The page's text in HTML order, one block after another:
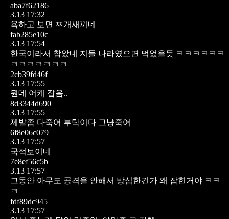
aba7f62186
3.13 17:32
욕하고 보면 ㅉ개새끼네
fab285e10c
3.13 17:54
한국이라서 참았네 지들 나라였으면 먹었을듯 ㅋㅋㅋㅋㅋㅋ
ㅋㅋㅋㅋㅋㅋㅋ
2cb39fd46f
3.13 17:55
뭔데 어케 잡음..
8d3344d690
3.13 17:55
제발좀 다죽어 부탁이다 그냥죽어
6f8e06c079
3.13 17:57
국적보이네
7e8ef56c5b
3.13 17:57
그동안 아무도 공격을 안해서 방심한건가 왜 잡힌거야 ㅋㅋ
ㅋ
fdf89dc945
3.13 17:57